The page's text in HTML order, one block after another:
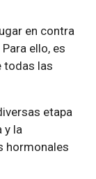
en contra
ello, es
todas las
etapa
y la
hormonales